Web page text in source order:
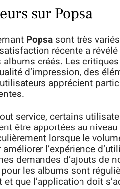
sur Popsa
Popsa sont très
récente a
créés. Les
d’impression, des
apprécient
service, certains
être apportées au
lorsque le
l’expérience
demandes d’ajouts de
les albums sont
que l’application doit